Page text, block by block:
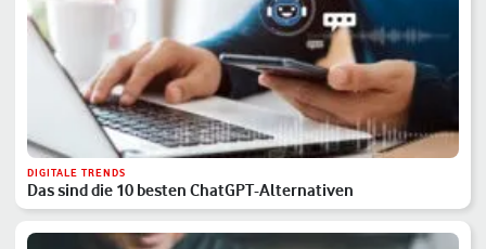
DIGITALE TRENDS
Das sind die 10 besten ChatGPT-Alternativen